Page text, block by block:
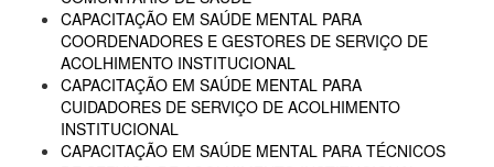
CAPACITAÇÃO EM SAÚDE MENTAL PARA
COORDENADORES E GESTORES DE SERVIÇO DE
ACOLHIMENTO INSTITUCIONAL
CAPACITAÇÃO EM SAÚDE MENTAL PARA
CUIDADORES DE SERVIÇO DE ACOLHIMENTO
INSTITUCIONAL
CAPACITAÇÃO EM SAÚDE MENTAL PARA TÉCNICOS